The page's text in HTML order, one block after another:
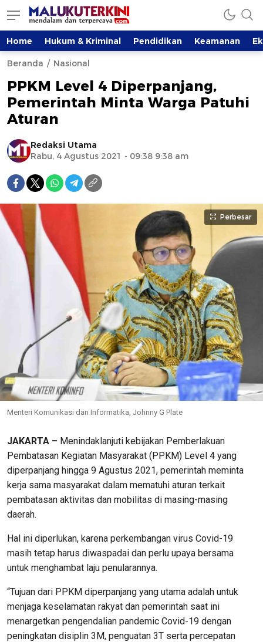
Home Hukum & Kriminal Pendidikan Keamanan
Beranda Nasional
PPKM Level 4 Diperpanjang,
Pemerintah Minta Warga Patuhi
Aturan
Redaksi Utama
Rabu, 4 Agustus 2021 - 09:38 9:38 am
Perbesar
Menteri Komunikasi dan Informatika, Johnny G Plate
JAKARTA – Menindaklanjuti kebijakan Pemberlakuan
Pembatasan Kegiatan Masyarakat (PPKM) Level 4 yang
diperpanjang hingga 9 Agustus 2021, pemerintah meminta
kerja sama masyarakat dalam mematuhi aturan terkait
pembatasan aktivitas dan mobilitas di masing-masing
daerah.
Hal ini diperlukan, karena perkembangan virus Covid-19
masih tetap harus diwaspadai dan perlu upaya bersama
untuk menghambat laju penularannya.
“Tujuan dari PPKM diperpanjang yang utama adalah untuk
menjaga keselamatan rakyat dan pemerintah saat ini
menargetkan pengendalian pandemic Covid-19 dengan
peningkatan disiplin 3M, penguatan 3T serta percepatan